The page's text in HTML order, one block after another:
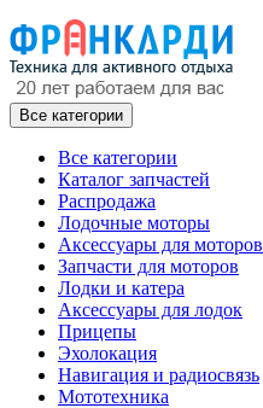
Все категории
Все категории
Каталог запчастей
Распродажа
Лодочные моторы
Аксессуары для моторов
Запчасти для моторов
Лодки и катера
Аксессуары для лодок
Прицепы
Эхолокация
Навигация и радиосвязь
Мототехника